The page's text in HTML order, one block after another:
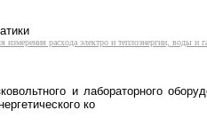
измерения расхода электро и теплоэнергии, воды и
и лабораторного
ко